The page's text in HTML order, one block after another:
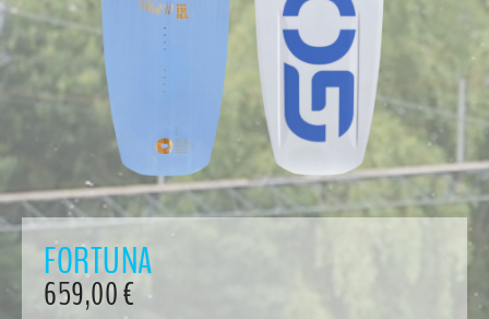
FORTUNA
659,00€